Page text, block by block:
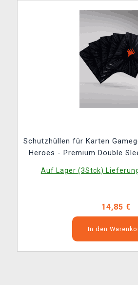
Schutzhüllen für Karten
Heroes - Premium Double
Auf Lager (3Stck)
14,85 €
In den